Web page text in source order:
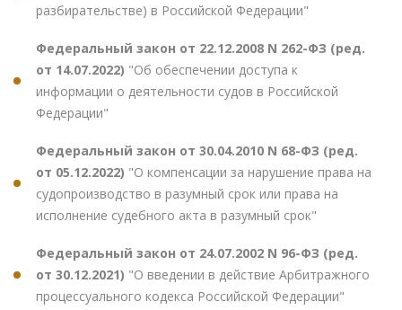
разбирательстве) в Российской Федерации"
Федеральный закон от 22.12.2008 N 262-ФЗ (ред.
от 14.07.2022) "Об обеспечении доступа к
информации о деятельности судов в Российской
Федерации"
Федеральный закон от 30.04.2010 N 68-ФЗ (ред.
от 05.12.2022) "О компенсации за нарушение права на
судопроизводство в разумный срок или права на
исполнение судебного акта в разумный срок"
Федеральный закон от 24.07.2002 N 96-ФЗ (ред.
от 30.12.2021) "О введении в действие Арбитражного
процессуального кодекса Российской Федерации"